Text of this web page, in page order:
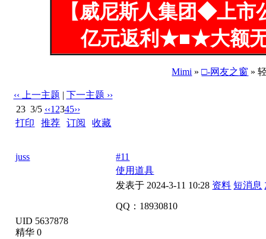
【威尼斯人集团◆上
亿元返利★■★大额
Mimi »□-网友之窗 »
‹‹ 上一主题 | 下一主题 ››
23 3/5 ‹‹1 2345››
打印 |推荐 |订阅 |收藏
juss
UID 5637878
精华 0
#11
使用道具
发表于 2024-3-11 10:28 资料 短消息
QQ：18930810